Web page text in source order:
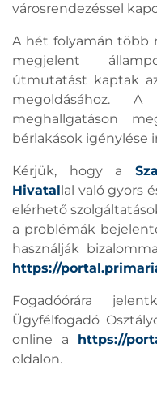
városrendezéssel
A hét folyamán több
megjelent
útmutatást kaptak
megoldásához.
meghallgatáson
bérlakások igénylése
Kérjük, hogy a
Hivatal lal való gyors
elérhető
a problémák
használják
https://
Fogadóórára
Ügyfélfogadó
online a https://
oldalon.